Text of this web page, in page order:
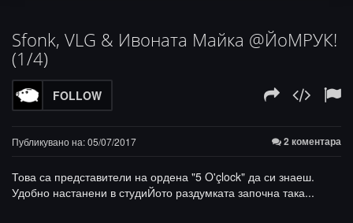
Sfonk, VLG & Ивоната Майка @ЙоМРУК!
(1/4)
FOLLOW
Публикувано на: 05/07/2017 2 коментара
Това са представители на ордена "5 O'çlock" да си знаеш.
Удобно настанени в студиЙото раздумката започна така...